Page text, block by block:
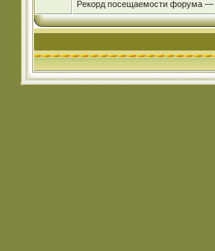
Рекорд посещаемости форума —